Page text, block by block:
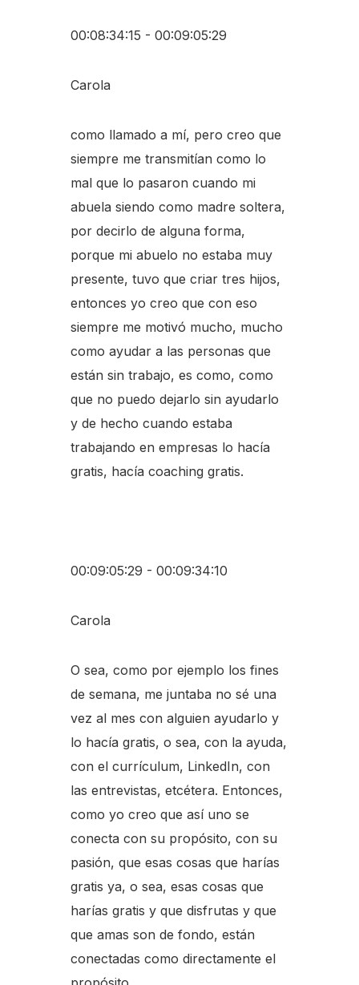
00:08:34:15 - 00:09:05:29
Carola
como llamado a mí, pero creo que
siempre me transmitían como lo
mal que lo pasaron cuando mi
abuela siendo como madre soltera,
por decirlo de alguna forma,
porque mi abuelo no estaba muy
presente, tuvo que criar tres hijos,
entonces yo creo que con eso
siempre me motivó mucho, mucho
como ayudar a las personas que
están sin trabajo, es como, como
que no puedo dejarlo sin ayudarlo
y de hecho cuando estaba
trabajando en empresas lo hacía
gratis, hacía coaching gratis.
00:09:05:29 - 00:09:34:10
Carola
O sea, como por ejemplo los fines
de semana, me juntaba no sé una
vez al mes con alguien ayudarlo y
lo hacía gratis, o sea, con la ayuda,
con el currículum, LinkedIn, con
las entrevistas, etcétera. Entonces,
como yo creo que así uno se
conecta con su propósito, con su
pasión, que esas cosas que harías
gratis ya, o sea, esas cosas que
harías gratis y que disfrutas y que
que amas son de fondo, están
conectadas como directamente el